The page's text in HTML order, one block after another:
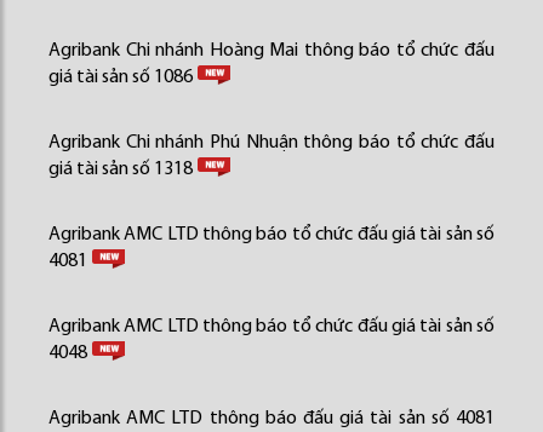
Agribank Chi nhánh Hoàng Mai thông báo tổ chức đấu
giá tài sản số 1086
Agribank Chi nhánh Phú Nhuận thông báo tổ chức đấu
giá tài sản số 1318
Agribank AMC LTD thông báo tổ chức đấu giá tài sản số
4081
Agribank AMC LTD thông báo tổ chức đấu giá tài sản số
4048
Agribank AMC LTD thông báo đấu giá tài sản số 4081